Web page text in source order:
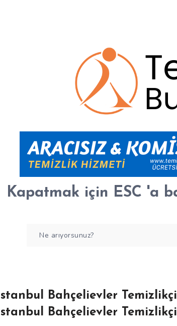
Kapatmak için ESC 'a
İstanbul Bahçelievler
İstanbul Bahçelievler Temizlikçi